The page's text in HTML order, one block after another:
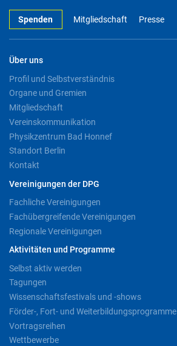
Spenden Mitgliedschaft Presse
Über uns
Profil und Selbstverständnis
Organe und Gremien
Mitgliedschaft
Vereinskommunikation
Physikzentrum Bad Honnef
Standort Berlin
Kontakt
Vereinigungen der DPG
Fachliche Vereinigungen
Fachübergreifende Vereinigungen
Regionale Vereinigungen
Aktivitäten und Programme
Selbst aktiv werden
Tagungen
Wissenschaftsfestivals und -shows
Förder-, Fort- und Weiterbildungsprogramme
Vortragsreihen
Wettbewerbe